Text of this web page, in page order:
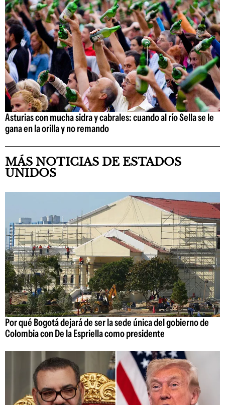
Asturias con mucha sidra y cabrales: cuando al río Sella se le
gana en la orilla y no remando
MÁS NOTICIAS DE ESTADOS
UNIDOS
Por qué Bogotá dejará de ser la sede única del gobierno de
Colombia con De la Espriella como presidente